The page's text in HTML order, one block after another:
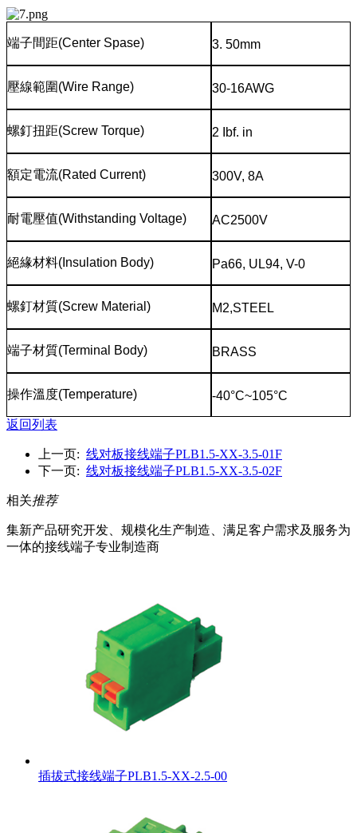
端子間距(Center Spase) 3. 50mm
壓線範圍(Wire Range) 30-16AWG
螺釘扭距(Screw Torque) 2 Ibf. in
額定電流(Rated Current) 300V, 8A
耐電壓值(Withstanding Voltage) AC2500V
絕緣材料(Insulation Body) Pa66, UL94, V-0
螺釘材質(Screw Material) M2,STEEL
端子材質(Terminal Body) BRASS
操作溫度(Temperature) -40°C~105°C
返回列表
上一页: 线对板接线端子PLB1.5-XX-3.5-01F
下一页: 线对板接线端子PLB1.5-XX-3.5-02F
相关推荐
集新产品研究开发、规模化生产制造、满足客户需求及服务为
一体的接线端子专业制造商
插拔式接线端子PLB1.5-XX-2.5-00